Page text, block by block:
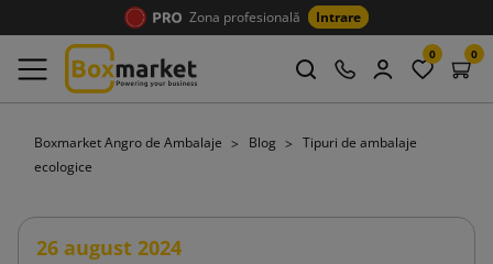
Zona profesională Intrare
0 0
Boxmarket Angro de Ambalaje Blog
Tipuri de ambalaje
ecologice
26 august 2024